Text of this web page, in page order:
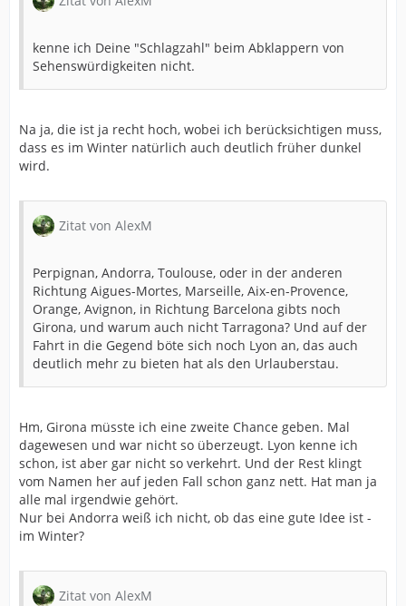
kenne ich Deine "Schlagzahl" beim Abklappern von
Sehenswürdigkeiten nicht.
Na ja, die ist ja recht hoch, wobei ich berücksichtigen muss,
dass es im Winter natürlich auch deutlich früher dunkel
wird.
Zitat von AlexM
Perpignan, Andorra, Toulouse, oder in der anderen
Richtung Aigues-Mortes, Marseille, Aix-en-Provence,
Orange, Avignon, in Richtung Barcelona gibts noch
Girona, und warum auch nicht Tarragona? Und auf der
Fahrt in die Gegend böte sich noch Lyon an, das auch
deutlich mehr zu bieten hat als den Urlauberstau.
Hm, Girona müsste ich eine zweite Chance geben. Mal
dagewesen und war nicht so überzeugt. Lyon kenne ich
schon, ist aber gar nicht so verkehrt. Und der Rest klingt
vom Namen her auf jeden Fall schon ganz nett. Hat man ja
alle mal irgendwie gehört.
Nur bei Andorra weiß ich nicht, ob das eine gute Idee ist -
im Winter?
Zitat von AlexM